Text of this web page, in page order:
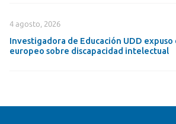
4 agosto, 2026
Investigadora de Educación UDD expuso
europeo sobre discapacidad intelectual